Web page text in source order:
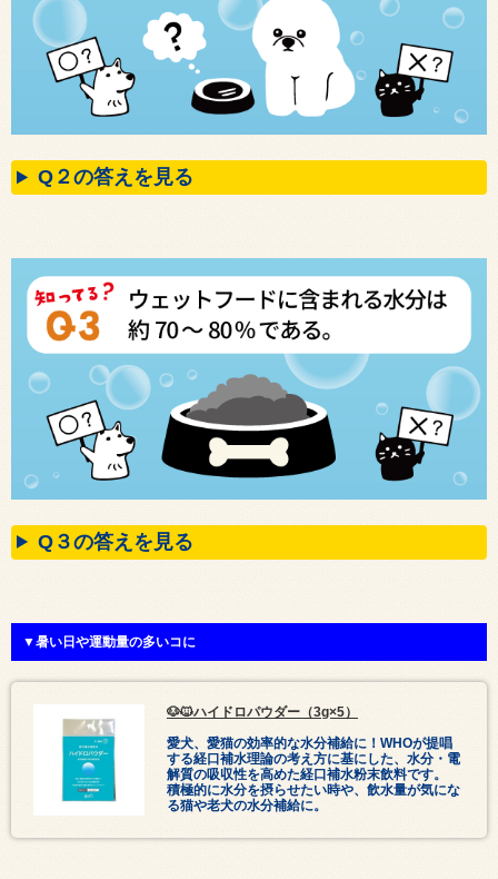
Q２の答えを見る
Q３の答えを見る
▼暑い日や運動量の多いコに
🐶🐱ハイドロパウダー（3g×5）
愛犬、愛猫の効率的な水分補給に！WHOが提唱
する経口補水理論の考え方に基にした、水分・電
解質の吸収性を高めた経口補水粉末飲料です。
積極的に水分を摂らせたい時や、飲水量が気にな
る猫や老犬の水分補給に。